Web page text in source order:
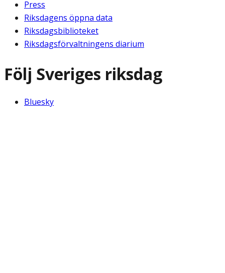
Press
Riksdagens öppna data
Riksdagsbiblioteket
Riksdagsförvaltningens diarium
Följ Sveriges riksdag
Bluesky